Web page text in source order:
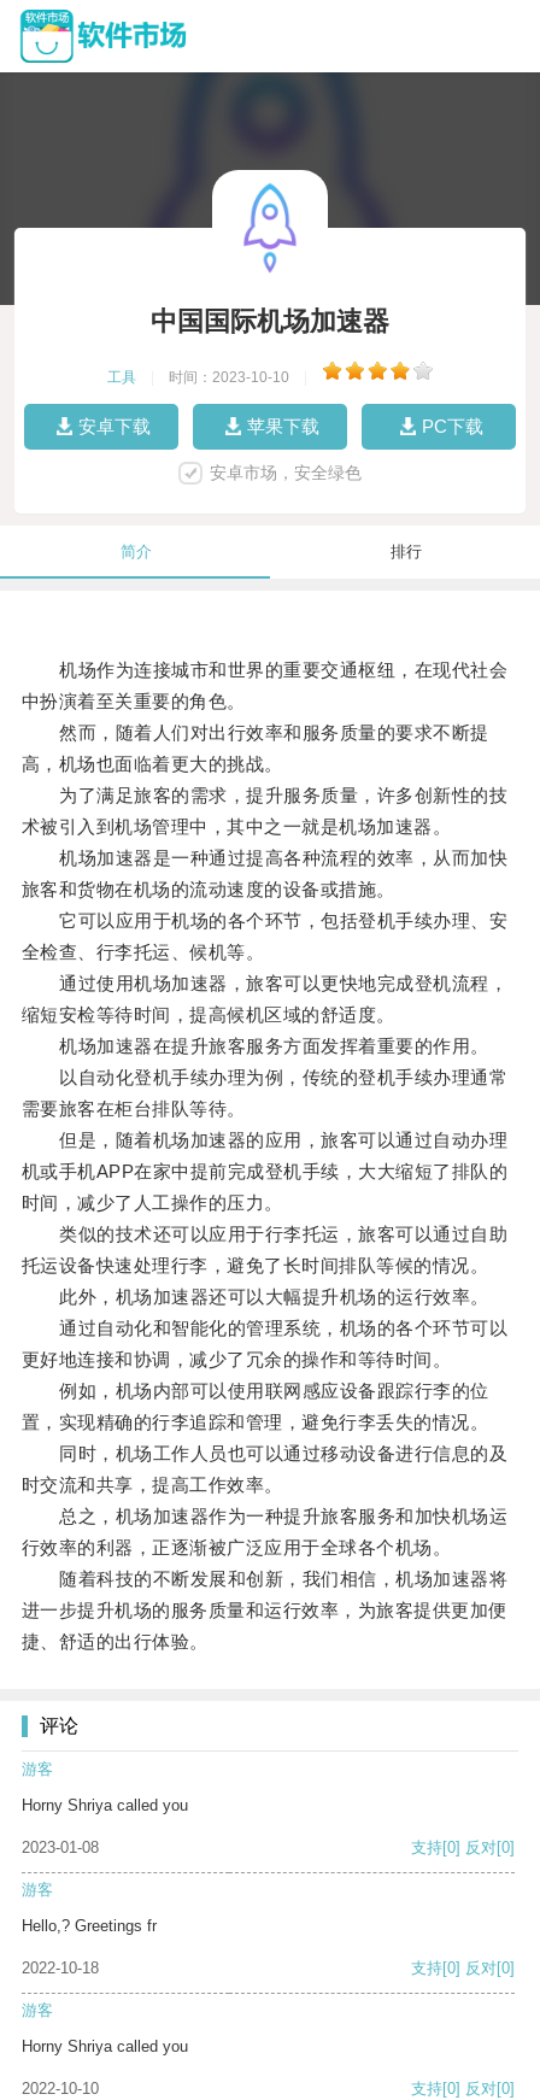
中国国际机场加速器
工具 时间：2023-10-10
安卓下载 苹果下载 PC下载
安卓市场，安全绿色
简介 排行
机场作为连接城市和世界的重要交通枢纽，在现代社会
中扮演着至关重要的角色。
然而，随着人们对出行效率和服务质量的要求不断提
高，机场也面临着更大的挑战。
为了满足旅客的需求，提升服务质量，许多创新性的技
术被引入到机场管理中，其中之一就是机场加速器。
机场加速器是一种通过提高各种流程的效率，从而加快
旅客和货物在机场的流动速度的设备或措施。
它可以应用于机场的各个环节，包括登机手续办理、安
全检查、行李托运、候机等。
通过使用机场加速器，旅客可以更快地完成登机流程，
缩短安检等待时间，提高候机区域的舒适度。
机场加速器在提升旅客服务方面发挥着重要的作用。
以自动化登机手续办理为例，传统的登机手续办理通常
需要旅客在柜台排队等待。
但是，随着机场加速器的应用，旅客可以通过自动办理
机或手机APP在家中提前完成登机手续，大大缩短了排队的
时间，减少了人工操作的压力。
类似的技术还可以应用于行李托运，旅客可以通过自助
托运设备快速处理行李，避免了长时间排队等候的情况。
此外，机场加速器还可以大幅提升机场的运行效率。
通过自动化和智能化的管理系统，机场的各个环节可以
更好地连接和协调，减少了冗余的操作和等待时间。
例如，机场内部可以使用联网感应设备跟踪行李的位
置，实现精确的行李追踪和管理，避免行李丢失的情况。
同时，机场工作人员也可以通过移动设备进行信息的及
时交流和共享，提高工作效率。
总之，机场加速器作为一种提升旅客服务和加快机场运
行效率的利器，正逐渐被广泛应用于全球各个机场。
随着科技的不断发展和创新，我们相信，机场加速器将
进一步提升机场的服务质量和运行效率，为旅客提供更加便
捷、舒适的出行体验。
评论
游客
Horny Shriya called you
2023-01-08 支持[0] 反对[0]
游客
Hello,? Greetings fr
2022-10-18 支持[0] 反对[0]
游客
Horny Shriya called you
2022-10-10 支持[0] 反对[0]